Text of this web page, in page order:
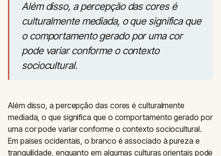
Além disso, a percepção das cores é
culturalmente mediada, o que significa que
o comportamento gerado por uma cor
pode variar conforme o contexto
sociocultural.
Além disso, a percepção das cores é culturalmente
mediada, o que significa que o comportamento gerado por
uma cor pode variar conforme o contexto sociocultural.
Em países ocidentais, o branco é associado à pureza e
tranquilidade, enquanto em algumas culturas orientais pode